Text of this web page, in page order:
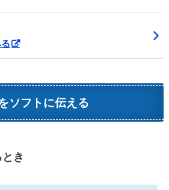
ソフトに伝える
き